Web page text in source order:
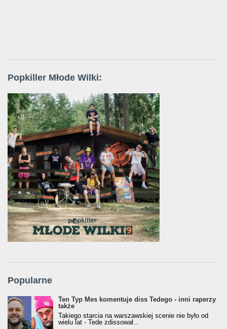
Popkiller Młode Wilki:
Popularne
Ten Typ Mes komentuje diss Tedego - inni raperzy
także
Takiego starcia na warszawskiej scenie nie było od
wielu lat - Tede zdissował...